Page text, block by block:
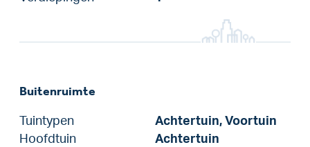
Buitenruimte
Tuintypen
Achtertuin, Voortuin
Hoofdtuin
Achtertuin